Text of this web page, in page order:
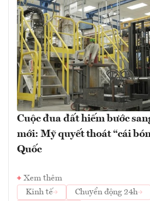
Cuộc đua đất hiếm bước
mới: Mỹ quyết thoát “cái
Quốc
Xem thêm
Kinh tế
Chuyển động 24h